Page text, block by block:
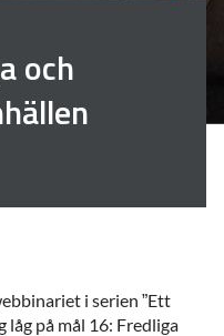
och
i serien ”Ett
låg på mål 16: Fredliga